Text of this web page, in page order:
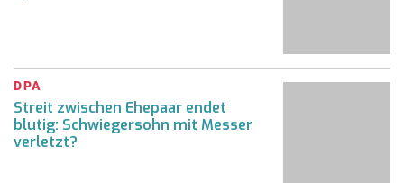
DPA
Streit zwischen Ehepaar endet
blutig: Schwiegersohn mit Messer
verletzt?